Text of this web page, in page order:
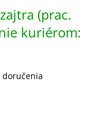
(prac.
kuriérom:
doručenia